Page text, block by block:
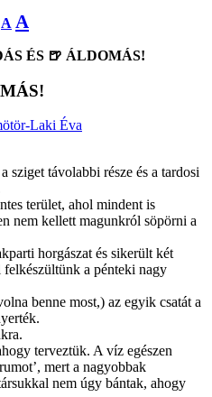
Decrease
A Reset
font
size.
A
size.
ÉS 🍺 ÁLDOMÁS!
Laki Éva
sziget távolabbi része és a tardosi
terület, ahol mindent is
nem kellett magunkról söpörni a
horgászat és sikerült két
felkészültünk a pénteki nagy
benne most,) az egyik csatát a
terveztük. A víz egészen
mert a nagyobbak
nem úgy bántak, ahogy